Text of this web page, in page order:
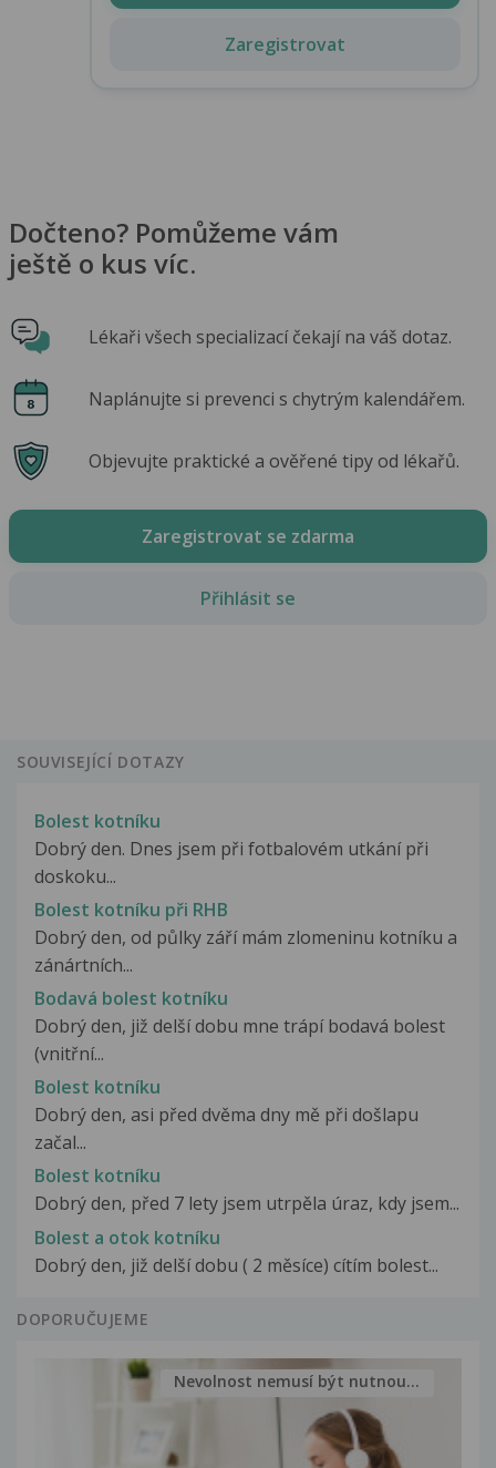
Zaregistrovat
Dočteno? Pomůžeme vám
ještě o kus víc.
Lékaři všech specializací čekají na váš dotaz.
Naplánujte si prevenci s chytrým kalendářem.
Objevujte praktické a ověřené tipy od lékařů.
Zaregistrovat se zdarma
Přihlásit se
SOUVISEJÍCÍ DOTAZY
Bolest kotníku
Dobrý den. Dnes jsem při fotbalovém utkání při
doskoku...
Bolest kotníku při RHB
Dobrý den, od půlky září mám zlomeninu kotníku a
zánártních...
Bodavá bolest kotníku
Dobrý den, již delší dobu mne trápí bodavá bolest
(vnitřní...
Bolest kotníku
Dobrý den, asi před dvěma dny mě při došlapu
začal...
Bolest kotníku
Dobrý den, před 7 lety jsem utrpěla úraz, kdy jsem...
Bolest a otok kotníku
Dobrý den, již delší dobu ( 2 měsíce) cítím bolest...
DOPORUČUJEME
Nevolnost nemusí být nutnou...